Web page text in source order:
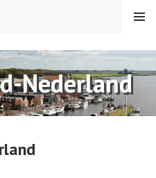
CANICULA
MENU
Nederland